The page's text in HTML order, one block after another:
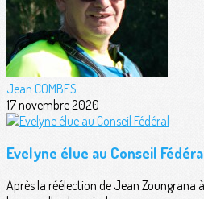
Jean COMBES
17 novembre 2020
Evelyne élue au Conseil
Après la réélection de Jean Zoungrana